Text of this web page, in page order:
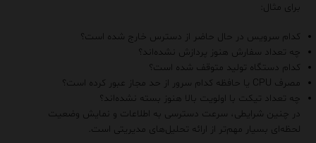
برای مثال:
کدام سرویس در حال حاضر از دسترس خارج شده است؟
چه تعداد سفارش هنوز پردازش نشده‌اند؟
کدام دستگاه تولید متوقف شده است؟
مصرف CPU یا حافظه کدام سرور از حد مجاز عبور کرده است؟
چه تعداد تیکت با اولویت بالا هنوز بسته نشده‌اند؟
در چنین شرایطی، سرعت دسترسی به اطلاعات و نمایش وضعیت
لحظه‌ای بسیار مهم‌تر از ارائه تحلیل‌های مدیریتی است.